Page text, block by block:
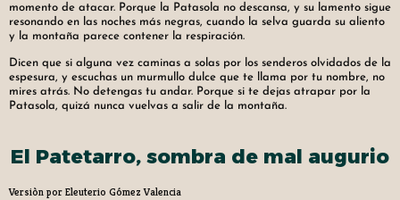
momento de atacar. Porque la Patasola no descansa, y su lamento sigue
resonando en las noches más negras, cuando la selva guarda su aliento
y la montaña parece contener la respiración.
Dicen que si alguna vez caminas a solas por los senderos olvidados de la
espesura, y escuchas un murmullo dulce que te llama por tu nombre, no
mires atrás. No detengas tu andar. Porque si te dejas atrapar por la
Patasola, quizá nunca vuelvas a salir de la montaña.
El Patetarro, sombra de mal augurio
Versiòn por Eleuterio Gómez Valencia